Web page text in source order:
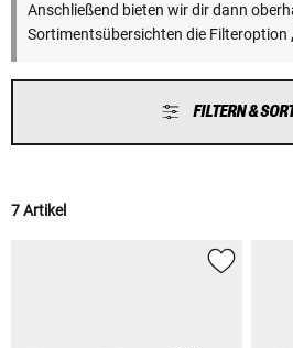
Anschließend bieten wir dir dann
Sortimentsübersichten die Filteroption
FILTERN &
7 Artikel